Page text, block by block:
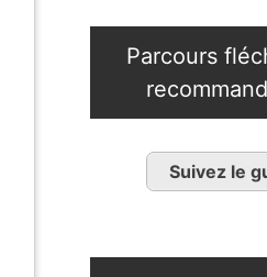
Parcours
Suivez le